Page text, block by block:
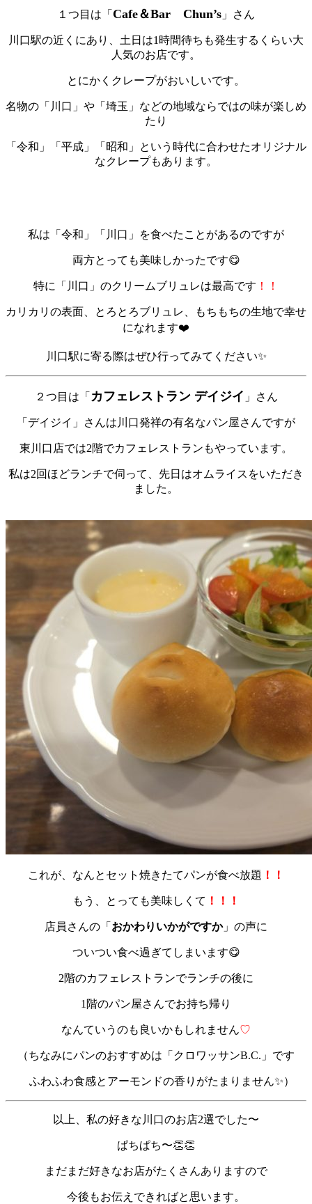
１つ目は「 Cafe＆Bar Chun’s 」さん
川口駅の近くにあり、土日は1時間待ちも発生するくらい大
人気のお店です。
とにかく クレープがおいしいです。
名物の「川口」や「埼玉」などの地域ならではの味が楽しめ
たり
「令和」「平成」「昭和」という時代に合わせたオリジナル
なクレープもあります。
私は「令和」「川口」を食べたことがあるのですが
両方とっても美味しかったです😋
特に「川口」のクリームブリュレは最高です ！！
カリカリの表面、とろとろブリュレ、もちもちの生地で幸せ
になれます❤️
川口駅に寄る際はぜひ行ってみてください✨
２つ目は「 カフェレストラン デイジイ 」さん
「デイジイ」さんは川口発祥の有名なパン屋さんですが
東川口店では2階でカフェレストランもやっています。
私は2回ほどランチで伺って、先日はオムライスをいただき
ました。
これが、なんとセット 焼きたてパンが食べ放題 ！！
もう、とっても美味しくて ！！！
店員さんの「 おかわりいかがですか」の声に
ついつい食べ過ぎてしまいます😋
2階のカフェレストランでランチの後に
1階のパン屋さんでお持ち帰り
なんていうのも良いかもしれません♡
（ちなみにパンのおすすめは「クロワッサンB.C.」です
ふわふわ食感とアーモンドの香りがたまりません✨）
以上、私の好きな川口のお店2選でした〜
ぱちぱち〜👏👏
まだまだ好きなお店がたくさんありますので
今後もお伝えできればと思います。